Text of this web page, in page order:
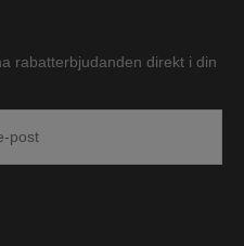
rabatterbjudanden direkt i din